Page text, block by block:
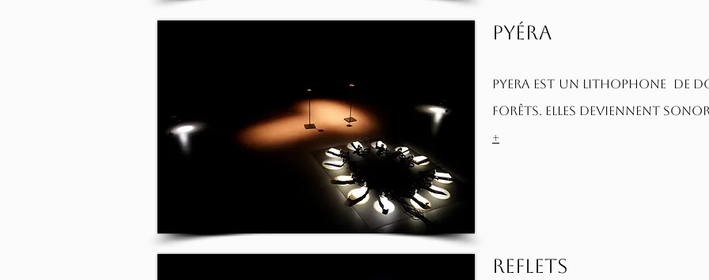
Pyéra
PYERA est un lithophone de
forêts. Elles deviennent
+
Reflets